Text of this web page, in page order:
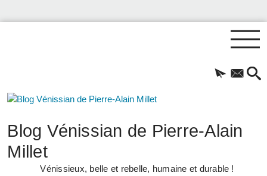
Blog Vénissian de Pierre-Alain
Millet
Vénissieux, belle et rebelle, humaine et durable !